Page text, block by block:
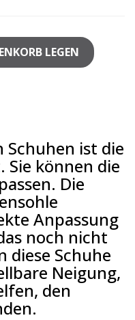
LEGEN
Schuhen ist die
können die
Die
Anpassung
noch nicht
diese Schuhe
Neigung,
den